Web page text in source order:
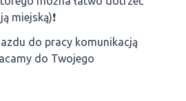
miejską)❗
do pracy komunikacją
do Twojego